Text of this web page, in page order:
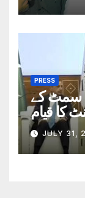
PRESS
سمٹ کے
کا قیام
دیدیا
JULY 31,